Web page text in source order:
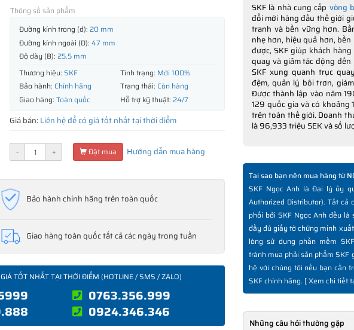
Thông số sản phẩm
Đường kính trong (d): 20 mm
Đường kính ngoài (D): 47 mm
Độ dày (B): 25.5 mm
Thương hiệu: SKF Tình trạng: Mới 100%
Bảo hành: Chính hãng Trạng thái: Còn hàng
Giao hàng: Toàn quốc Hỗ trợ kỹ thuật: 24/7
Giá bán: Liên hệ để có giá tốt nhất tại thời điểm
- + Đặt mua Hướng dẫn mua hàng
Bảo hành chính hãng trên toàn quốc
Giao hàng toàn quốc tất cả các ngày trong tuần
TỐT NHẤT TẠI THỜI ĐIỂM (HOTLINE / SMS / ZALO)
0763.356.999
0924.346.346
SKF là nhà cung cấp vòng
đổi mới hàng đầu thế giới
tranh và bền vững hơn.
nhẹ hơn, hiệu quả hơn,
được, SKF giúp khách
quay và giảm tác động
SKF xung quanh trục
đệm, quản lý bôi trơn,
Được thành lập vào năm
129 quốc gia và có
trên toàn thế giới. Doanh
là 96,933 triệu SEK và số
Tại sao bạn nên mua hàng từ
SKF Ngọc Anh là Đại lý ủy
Authorized Distributor). Tất cả
phối bởi SKF Ngọc Anh đều là
đầy đủ giấy tờ chứng minh
lòng sử dụng phần mềm
tránh mua phải sản phẩm SKF
hệ với chúng tôi nếu bạn cần
SKF chính hãng. [Xem chi tiết
Những câu hỏi thường gặp